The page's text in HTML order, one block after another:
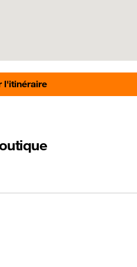
l'itinéraire